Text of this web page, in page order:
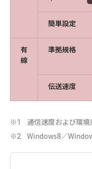
簡単設定
有
線
準拠規格
伝送速度
※1 通信速度および環境
※2 Windows8／